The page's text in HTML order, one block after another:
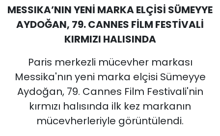
MESSIKA’NIN YENİ MARKA ELÇİSİ SÜMEYYE
AYDOĞAN, 79. CANNES FİLM FESTİVALİ
KIRMIZI HALISINDA
Paris merkezli mücevher markası
Messika'nın yeni marka elçisi Sümeyye
Aydoğan, 79. Cannes Film Festivali'nin
kırmızı halısında ilk kez markanın
mücevherleriyle görüntülendi.